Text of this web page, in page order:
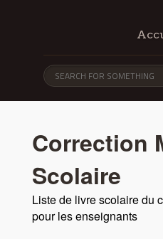
Correction
Scolaire
Liste de livre scolaire du
pour les enseignants